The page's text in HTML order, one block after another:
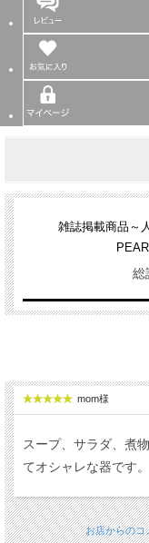
雑誌掲載商品～
総
mom様
スープ、サラダ、煮
てオシャレな器です。
お店からのコ